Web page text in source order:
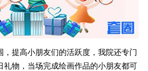
提高小朋友们的活跃度，我院还专门
礼物，当场完成绘画作品的小朋友都可